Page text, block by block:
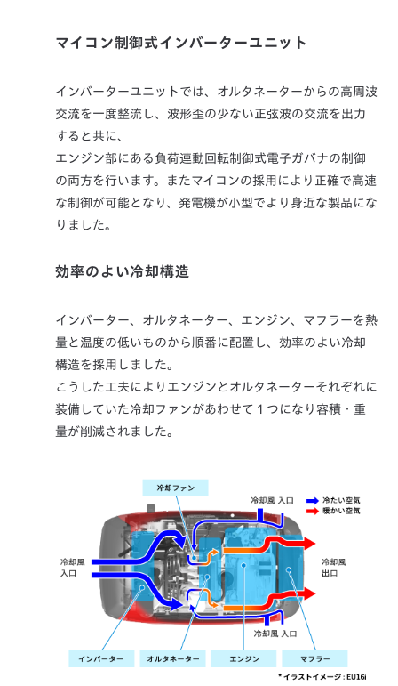
マイコン制御式インバーターユニット
インバーターユニットでは、オルタネーターからの高周波
交流を一度整流し、波形歪の少ない正弦波の交流を出力
すると共に、
エンジン部にある負荷連動回転制御式電子ガバナの制御
の両方を行います。またマイコンの採用により正確で高速
な制御が可能となり、発電機が小型でより身近な製品にな
りました。
効率のよい冷却構造
インバーター、オルタネーター、エンジン、マフラーを熱
量と温度の低いものから順番に配置し、効率のよい冷却
構造を採用しました。
こうした工夫によりエンジンとオルタネーターそれぞれに
装備していた冷却ファンがあわせて１つになり容積・重
量が削減されました。